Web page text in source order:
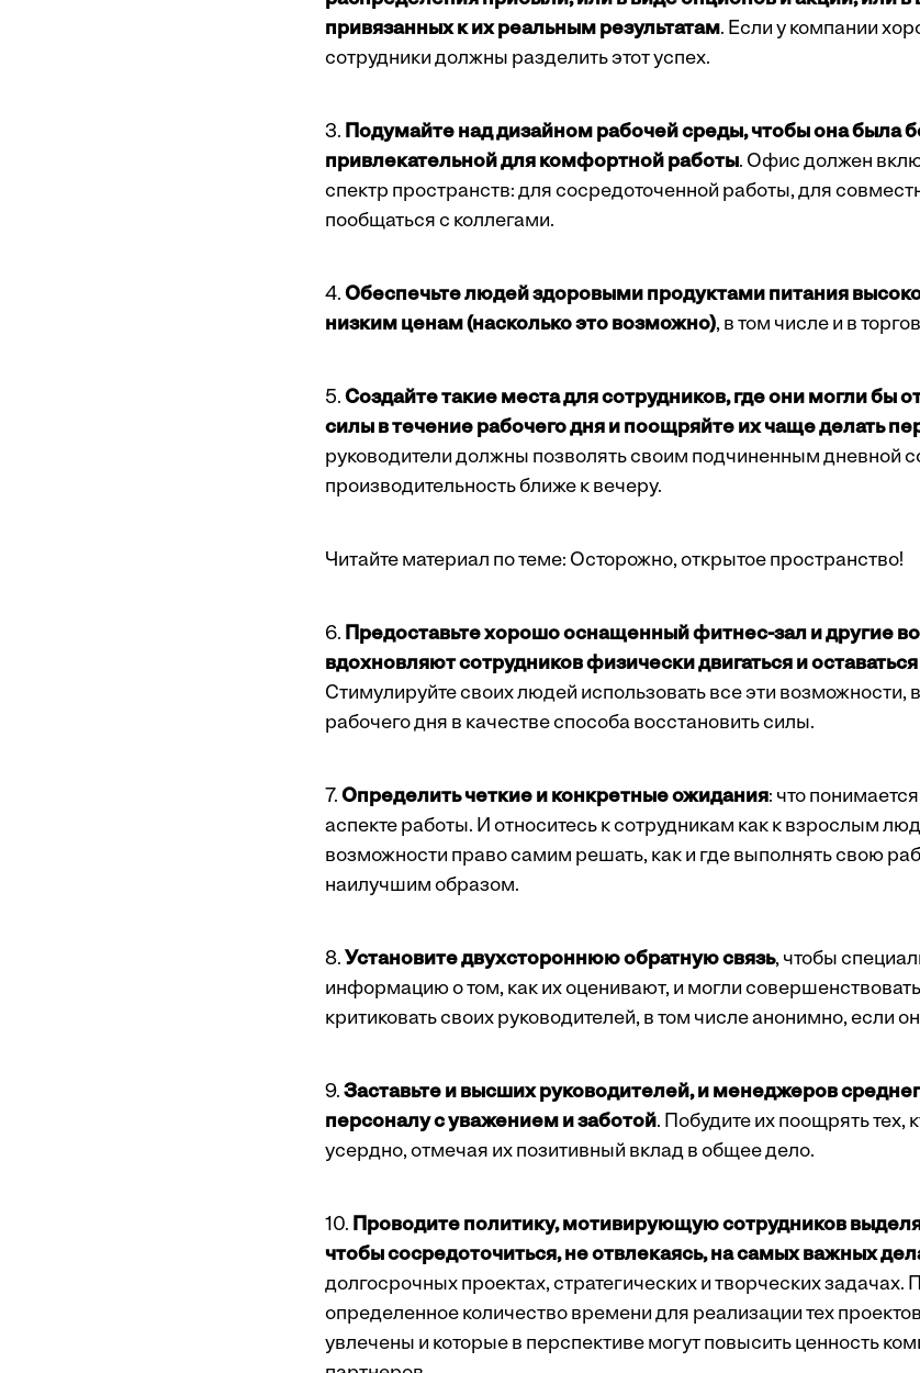
привязанных к их реальным результатам. Если у компании
сотрудники должны разделить этот успех.
3. Подумайте над дизайном рабочей среды, чтобы она была
привлекательной для комфортной работы. Офис должен
спектр пространств: для сосредоточенной работы, для
пообщаться с коллегами.
4. Обеспечьте людей здоровыми продуктами питания
низким ценам (насколько это возможно), в том числе и в
5. Создайте такие места для сотрудников, где они могли бы
силы в течение рабочего дня и поощряйте их чаще делать
руководители должны позволять своим подчиненным дневной
производительность ближе к вечеру.
Читайте материал по теме: Осторожно, открытое пространство!
6. Предоставьте хорошо оснащенный фитнес-зал и другие
вдохновляют сотрудников физически двигаться и
Стимулируйте своих людей использовать все эти возможности,
рабочего дня в качестве способа восстановить силы.
7. Определить четкие и конкретные ожидания: что
аспекте работы. И относитесь к сотрудникам как к взрослым
возможности право самим решать, как и где выполнять свою
наилучшим образом.
8. Установите двухстороннюю обратную связь, чтобы
информацию о том, как их оценивают, и могли
критиковать своих руководителей, в том числе анонимно, если
9. Заставьте и высших руководителей, и менеджеров
персоналу с уважением и заботой. Побудите их поощрять тех,
усердно, отмечая их позитивный вклад в общее дело.
10. Проводите политику, мотивирующую сотрудников
чтобы сосредоточиться, не отвлекаясь, на самых важных
долгосрочных проектах, стратегических и творческих задачах.
определенное количество времени для реализации тех
увлечены и которые в перспективе могут повысить ценность